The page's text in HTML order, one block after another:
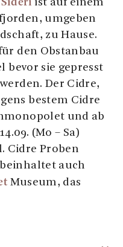
ist auf einem
umgeben
zu Hause.
den Obstanbau
bevor sie gepresst
Der Cidre,
bestem Cidre
und ab
(Mo – Sa)
Cidre Proben
auch
Museum, das